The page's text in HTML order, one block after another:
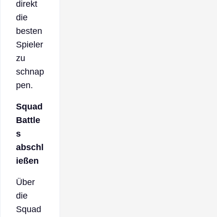
direkt
die
besten
Spieler
zu
schnap
pen.
Squad
Battle
s
abschl
ießen
Über
die
Squad